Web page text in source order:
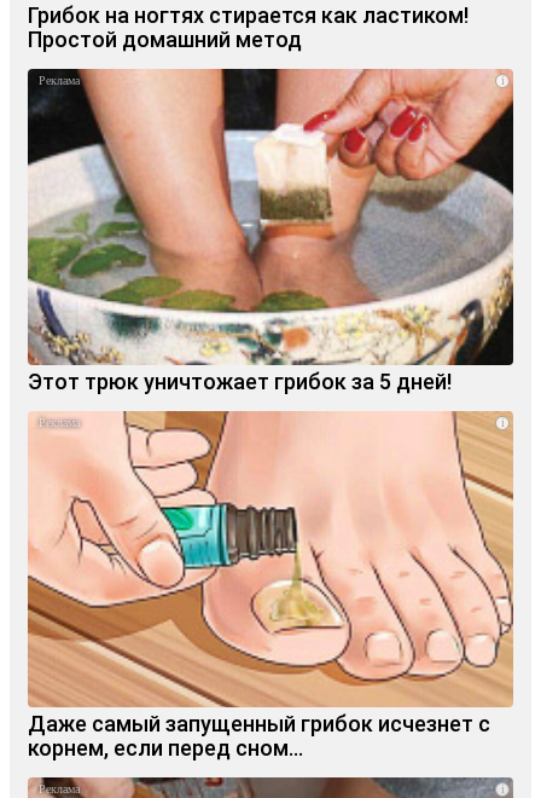
Грибок на ногтях стирается как ластиком!
Простой домашний метод
i
Этот трюк уничтожает грибок за 5 дней!
i
Даже самый запущенный грибок исчезнет с
корнем, если перед сном…
i